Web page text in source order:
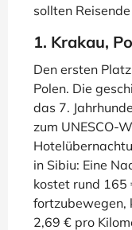
sollten
1. Krakau,
Den ersten
Polen. Die
das 7.
zum UNESCO-
in Sibiu: Eine
kostet rund 165
fortzubewegen,
2,69 € pro